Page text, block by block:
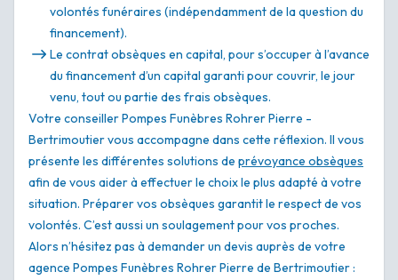
volontés funéraires (indépendamment de la question du
financement).
Le contrat obsèques en capital, pour s’occuper à l’avance
du financement d’un capital garanti pour couvrir, le jour
venu, tout ou partie des frais obsèques.
Votre conseiller Pompes Funèbres Rohrer Pierre -
Bertrimoutier vous accompagne dans cette réflexion. Il vous
présente les différentes solutions de prévoyance obsèques
afin de vous aider à effectuer le choix le plus adapté à votre
situation. Préparer vos obsèques garantit le respect de vos
volontés. C’est aussi un soulagement pour vos proches.
Alors n’hésitez pas à demander un devis auprès de votre
agence Pompes Funèbres Rohrer Pierre de Bertrimoutier :